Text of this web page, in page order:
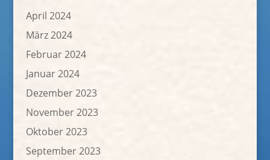
April 2024
März 2024
Februar 2024
Januar 2024
Dezember 2023
November 2023
Oktober 2023
September 2023